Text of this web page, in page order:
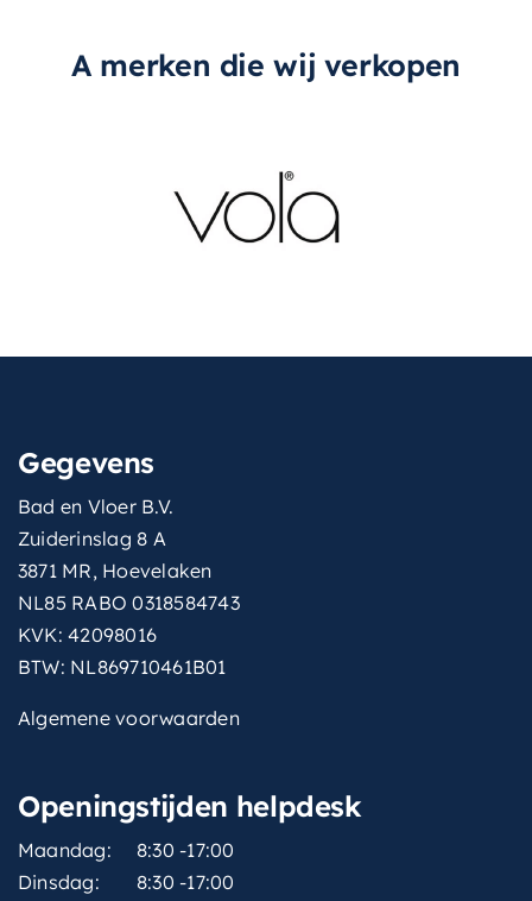
A merken die wij verkopen
Gegevens
Bad en Vloer B.V.
Zuiderinslag 8 A
3871 MR, Hoevelaken
NL85 RABO 0318584743
KVK: 42098016
BTW: NL869710461B01
Algemene voorwaarden
Openingstijden helpdesk
Maandag:
8:30 -17:00
Dinsdag:
8:30 -17:00